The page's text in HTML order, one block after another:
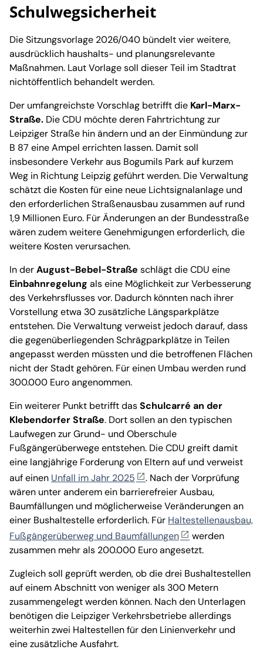
Schulwegsicherheit
Die Sitzungsvorlage 2026/040 bündelt vier weitere,
ausdrücklich haushalts- und planungsrelevante
Maßnahmen. Laut Vorlage soll dieser Teil im Stadtrat
nichtöffentlich behandelt werden.
Der umfangreichste Vorschlag betrifft die Karl-Marx-
Straße. Die CDU möchte deren Fahrtrichtung zur
Leipziger Straße hin ändern und an der Einmündung zur
B 87 eine Ampel errichten lassen. Damit soll
insbesondere Verkehr aus Bogumils Park auf kurzem
Weg in Richtung Leipzig geführt werden. Die Verwaltung
schätzt die Kosten für eine neue Lichtsignalanlage und
den erforderlichen Straßenausbau zusammen auf rund
1,9 Millionen Euro. Für Änderungen an der Bundesstraße
wären zudem weitere Genehmigungen erforderlich, die
weitere Kosten verursachen.
In derAugust-Bebel-Straße schlägt die CDU eine
Einbahnregelung als eine Möglichkeit zur Verbesserung
des Verkehrsflusses vor. Dadurch könnten nach ihrer
Vorstellung etwa 30 zusätzliche Längsparkplätze
entstehen. Die Verwaltung verweist jedoch darauf, dass
die gegenüberliegenden Schrägparkplätze in Teilen
angepasst werden müssten und die betroffenen Flächen
nicht der Stadt gehören. Für einen Umbau werden rund
300.000 Euro angenommen.
Ein weiterer Punkt betrifft dasSchulcarré an der
Klebendorfer Straße. Dort sollen an den typischen
Laufwegen zur Grund- und Oberschule
Fußgängerüberwege entstehen. Die CDU greift damit
eine langjährige Forderung von Eltern auf und verweist
auf einen Unfall im Jahr 2025
. Nach der Vorprüfung
wären unter anderem ein barrierefreier Ausbau,
Baumfällungen und möglicherweise Veränderungen an
einer Bushaltestelle erforderlich. Für Haltestellenausbau,
Fußgängerüberweg und Baumfällungen
werden
zusammen mehr als 200.000 Euro angesetzt.
Zugleich soll geprüft werden, ob die drei Bushaltestellen
auf einem Abschnitt von weniger als 300 Metern
zusammengelegt werden können. Nach den Unterlagen
benötigen die Leipziger Verkehrsbetriebe allerdings
weiterhin zwei Haltestellen für den Linienverkehr und
eine zusätzliche Ausfahrt.